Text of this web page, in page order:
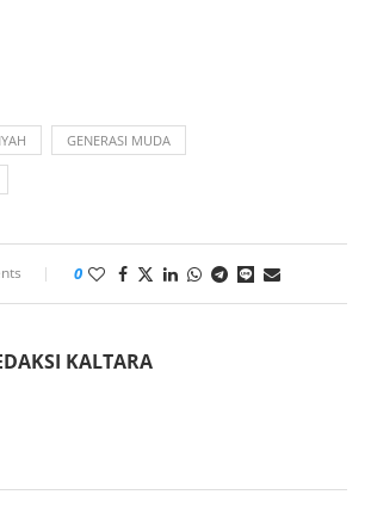
GENERASI MUDA
0
KALTARA